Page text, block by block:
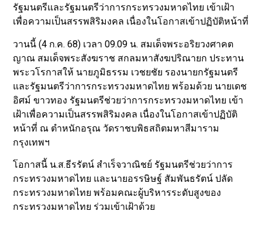
รัฐมนตรีและรัฐมนตรีว่าการกระทรวงมหาดไทย เข้าเฝ้า
เพื่อความเป็นสรรพสิริมงคล เนื่องในโอกาสเข้าปฏิบัติหน้าที่
วานนี้ (4 ก.ค. 68) เวลา 09.09 น. สมเด็จพระอริยวงศาคต
ญาณ สมเด็จพระสังฆราช สกลมหาสังฆปริณายก ประทาน
พระวโรกาสให้ นายภูมิธรรม เวชยชัย รองนายกรัฐมนตรี
และรัฐมนตรีว่าการกระทรวงมหาดไทย พร้อมด้วย นายเดช
อิศม์ ขาวทอง รัฐมนตรีช่วยว่าการกระทรวงมหาดไทย เข้า
เฝ้าเพื่อความเป็นสรรพสิริมงคล เนื่องในโอกาสเข้าปฏิบัติ
หน้าที่ ณ ตำหนักอรุณ วัดราชบพิธสถิตมหาสีมาราม
กรุงเทพฯ
โอกาสนี้ น.ส.ธีรรัตน์ สำเร็จวาณิชย์ รัฐมนตรีช่วยว่าการ
กระทรวงมหาดไทย และนายอรรษิษฐ์ สัมพันธรัตน์ ปลัด
กระทรวงมหาดไทย พร้อมคณะผู้บริหารระดับสูงของ
กระทรวงมหาดไทย ร่วมเข้าเฝ้าด้วย